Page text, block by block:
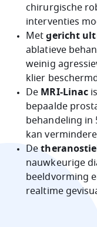
chirurgische
interventies
Metgericht
ablatieve
weinig
klier
De MRI-Linac
bepaalde
behandeling in
kan
De
nauwkeurige
beeldvorming
realtime